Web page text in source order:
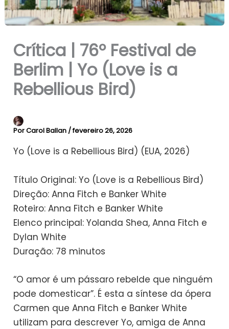
Crítica | 76º Festival de
Berlim | Yo (Love is a
Rebellious Bird)
PorCarol Ballan /fevereiro 26, 2026
Yo (Love is a Rebellious Bird) (EUA, 2026)
​Título Original: Yo (Love is a Rebellious Bird)
Direção: Anna Fitch e Banker White
Roteiro: Anna Fitch e Banker White
Elenco principal: Yolanda Shea, Anna Fitch e
Dylan White
Duração: 78 minutos
“O amor é um pássaro rebelde que ninguém
pode domesticar”. É esta a síntese da ópera
Carmen que Anna Fitch e Banker White
utilizam para descrever Yo, amiga de Anna